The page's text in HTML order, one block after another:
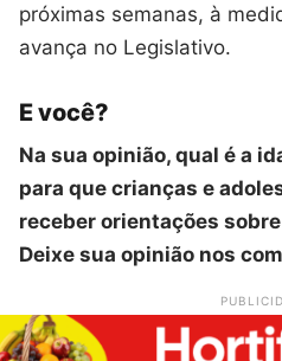
próximas semanas, à
avança no Legislativo.
E você?
Na sua opinião, qual é a
para que crianças e
receber orientações
Deixe sua opinião nos